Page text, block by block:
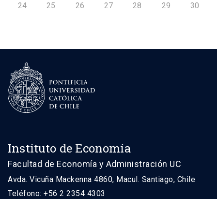
24 25 26 27 28 29 30
Instituto de Economía
Facultad de Economía y Administración UC
Avda. Vicuña Mackenna 4860, Macul. Santiago, Chile
Teléfono: +56 2 2354 4303